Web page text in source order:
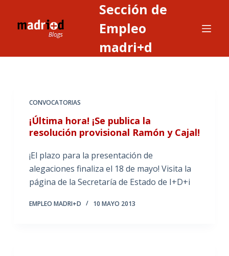
Sección de
Empleo
madri+d
CONVOCATORIAS
¡Última hora! ¡Se publica la
resolución provisional Ramón y Cajal!
¡El plazo para la presentación de
alegaciones finaliza el 18 de mayo! Visita la
página de la Secretaría de Estado de I+D+i
EMPLEO MADRI+D 10 MAYO 2013